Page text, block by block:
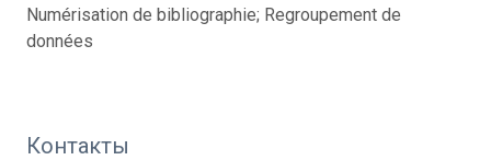
Numérisation de bibliographie; Regroupement de
données
Контакты